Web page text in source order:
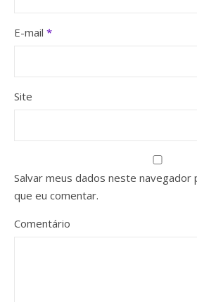
E-mail *
Site
Salvar meus dados neste navegador
que eu comentar.
Comentário